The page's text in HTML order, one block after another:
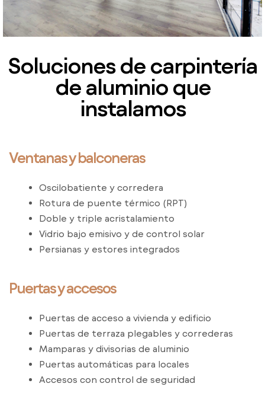
Soluciones de carpintería
de aluminio que
instalamos
Ventanas y balconeras
Oscilobatiente y corredera
Rotura de puente térmico (RPT)
Doble y triple acristalamiento
Vidrio bajo emisivo y de control solar
Persianas y estores integrados
Puertas y accesos
Puertas de acceso a vivienda y edificio
Puertas de terraza plegables y correderas
Mamparas y divisorias de aluminio
Puertas automáticas para locales
Accesos con control de seguridad